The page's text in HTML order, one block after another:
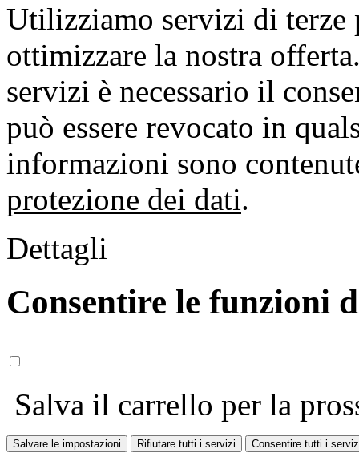
Utilizziamo servizi di terze
ottimizzare la nostra
servizi è necessario il
può essere revocato in
informazioni sono
protezione dei dati.
Dettagli
Consentire le funzioni
Salva il carrello per la
Salvare le impostazioni Rifiutare tutti i servizi Consentire tutti i